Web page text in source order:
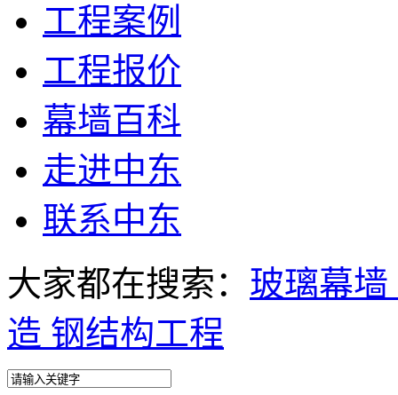
工程案例
工程报价
幕墙百科
走进中东
联系中东
大家都在搜索： 玻璃幕墙
造 钢结构工程